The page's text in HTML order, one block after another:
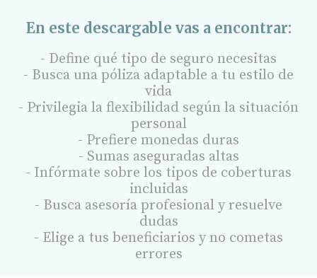
En este descargable vas a encontrar:
- Define qué tipo de seguro necesitas
- Busca una póliza adaptable a tu estilo de
vida
- Privilegia la flexibilidad según la situación
personal
- Prefiere monedas duras
- Sumas aseguradas altas
- Infórmate sobre los tipos de coberturas
incluidas
- Busca asesoría profesional y resuelve
dudas
- Elige a tus beneficiarios y no cometas
errores